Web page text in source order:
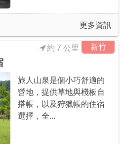
更多資訊
新竹
約 7 公里
旅人山泉是個小巧舒適的
營地，提供草地與棧板自
搭帳，以及狩獵帳的住宿
選擇，全...